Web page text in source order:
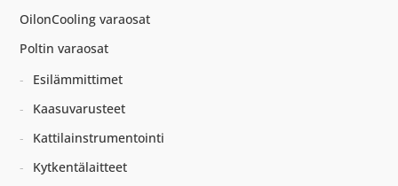
OilonCooling varaosat
Poltin varaosat
Esilämmittimet
Kaasuvarusteet
Kattilainstrumentointi
Kytkentälaitteet